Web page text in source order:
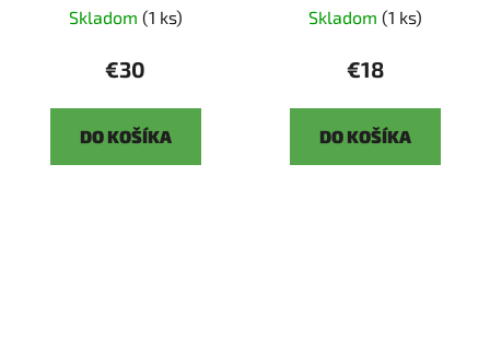
Skladom (1 ks)
€30
DO KOŠÍKA
Skladom (1 ks)
€18
DO KOŠÍKA